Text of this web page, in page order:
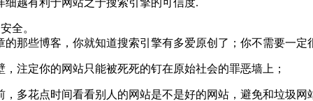
全。
些博客，你就知道搜索引擎有多爱原创了；你不需要一定
定你的网站只能被死死的钉在原始社会的罪恶墙上；
花点时间看看别人的网站是不是好的网站，避免和垃圾网